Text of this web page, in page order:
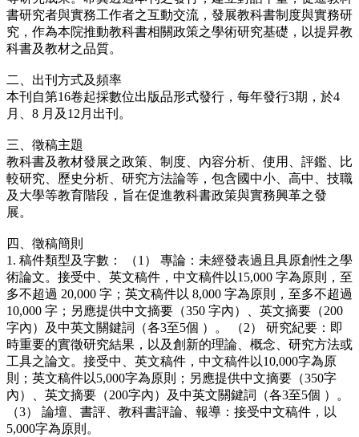
書研究者與實務工作者之互動交流，發展教科書制度與實務研
究，作為本院推動教科書相關政策之學術研究基礎，以提昇教
科書及教材之品質。
二、出刊方式及頻率
本刊自第16卷起採數位出版品形式發行，每年發行3期，於4
月、8 月及12月出刊。
三、徵稿主題
教科書及教材發展之政策、制度、內容分析、使用、評鑑、比
較研究、歷史分析、研究方法論等，包含國中小、高中、技職
及大學等教育階段，旨在促進教科書政策與實務興革之發
展。
四、徵稿簡則
1. 稿件類型及字數： （1） 專論：未經發表過且具原創性之學
術論文。接受中、英文稿件，中文稿件以15,000 字為原則，至
多不超過 20,000 字；英文稿件以 8,000 字為原則，至多不超過
10,000 字；另應提供中文摘要（350 字內）、英文摘要（200
字內）及中英文關鍵詞（各3至5個 ）。 （2） 研究紀要：即
時重要的實徵研究結果，以及創新的理論、概念、研究方法或
工具之論文。接受中、英文稿件，中文稿件以10,000字為原
則；英文稿件以5,000字為原則；另應提供中文摘要（350字
內）、英文摘要（200字內）及中英文關鍵詞（各3至5個 ）。
（3） 論壇、書評、教科書評論、報導：接受中文稿件，以
5,000字為原則。